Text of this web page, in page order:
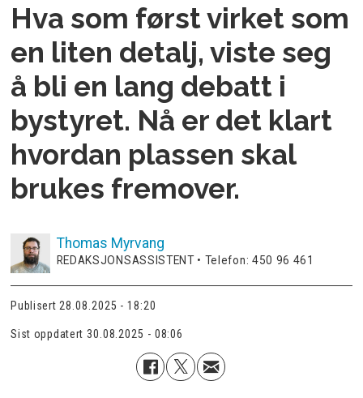
Hva som først virket som
en liten detalj, viste seg
å bli en lang debatt i
bystyret. Nå er det klart
hvordan plassen skal
brukes fremover.
Thomas Myrvang
REDAKSJONSASSISTENT • Telefon: 450 96 461
Publisert 28.08.2025 - 18:20
Sist oppdatert 30.08.2025 - 08:06